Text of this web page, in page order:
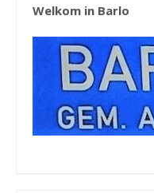
Welkom in Barlo